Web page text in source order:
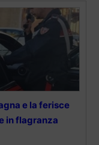
e la ferisce
in flagranza